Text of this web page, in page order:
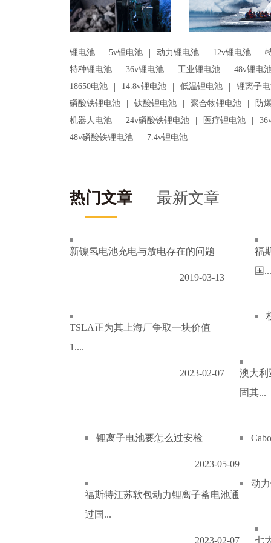
锂电池 | 5v锂电池 | 动力锂电池 | 12v锂电池 |
特种锂电池
| 36v锂电池 | 工业锂电池 |
48v锂电
18650电池
| 14.8v锂电池 | 低温锂电池 |
锂离子
磷酸铁锂电池
| 钛酸锂电池 | 聚合物锂电池 |
防
机器人电池
| 24v磷酸铁锂电池 | 医疗锂电池 |
48v磷酸铁锂电池
| 7.4v锂电池
热门文章 最新文章
新镍氢电池充电与放电存在的问题
2019-03-13
福
国
TSLA正为其上海厂争取一块价值
1....
2023-02-07
澳大利
固其...
锂离子电池要怎么过安检
2023-05-09
福斯特江苏软包动力锂离子蓄电池通
过国...
2023-02-07
动
七